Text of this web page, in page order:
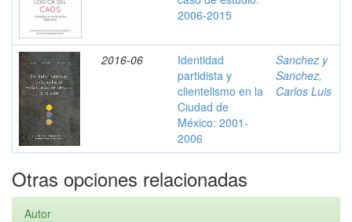
2006-2015
2016-06
Identidad
partidista y
clientelismo en la
Ciudad de
México: 2001-
2006
Sanchez y
Sanchez,
Carlos Luis
Otras opciones relacionadas
Autor